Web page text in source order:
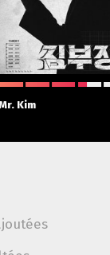
Kim